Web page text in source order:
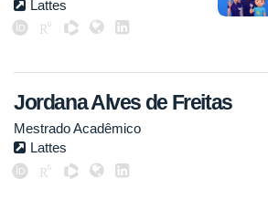
Lattes
Jordana Alves de Freitas
Mestrado Acadêmico
Lattes